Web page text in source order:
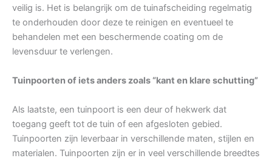
veilig is. Het is belangrijk om de tuinafscheiding regelmatig
te onderhouden door deze te reinigen en eventueel te
behandelen met een beschermende coating om de
levensduur te verlengen.
Tuinpoorten of iets anders zoals “kant en klare schutting”
Als laatste, een tuinpoort is een deur of hekwerk dat
toegang geeft tot de tuin of een afgesloten gebied.
Tuinpoorten zijn leverbaar in verschillende maten, stijlen en
materialen. Tuinpoorten zijn er in veel verschillende breedtes